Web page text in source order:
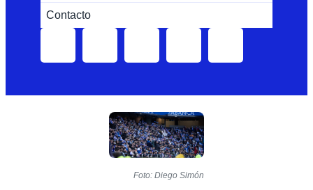
Contacto
Foto: Diego Simón